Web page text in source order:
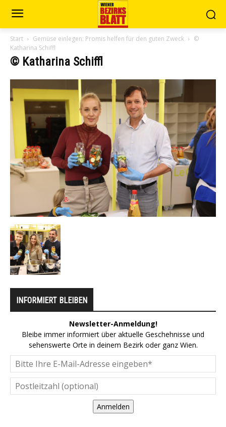
Start Gemüse einlegen: Promis helfen für den guten Zweck
©
Katharina Schiffl
© Katharina Schiffl
INFORMIERT BLEIBEN
Newsletter-Anmeldung!
Bleibe immer informiert über aktuelle Geschehnisse und
sehenswerte Orte in deinem Bezirk oder ganz Wien.
Anmelden